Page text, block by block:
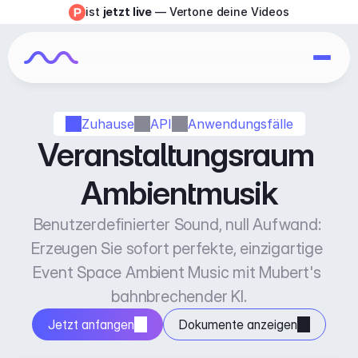
Zuhause API Anwendungsfälle
Veranstaltungsraum
Ambientmusik
Benutzerdefinierter Sound, null Aufwand:
Erzeugen Sie sofort perfekte, einzigartige
Event Space Ambient Music mit Mubert's
bahnbrechender KI.
Jetzt anfangen Dokumente anzeigen
ist jetzt live — Vertone deine Videos